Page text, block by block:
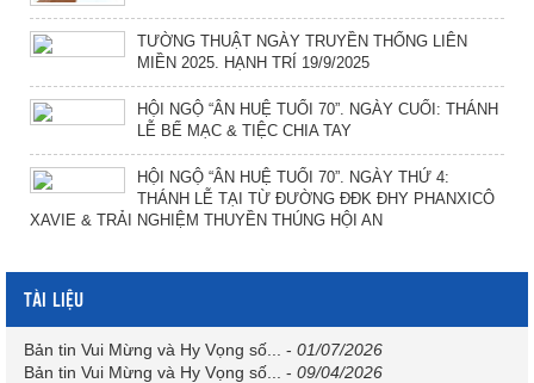
TƯỜNG THUẬT NGÀY TRUYỀN THỐNG LIÊN
MIỀN 2025. HẠNH TRÍ 19/9/2025
HỘI NGỘ “ÂN HUỆ TUỔI 70”. NGÀY CUỐI: THÁNH
LỄ BẾ MẠC & TIỆC CHIA TAY
HỘI NGỘ “ÂN HUỆ TUỔI 70”. NGÀY THỨ 4:
THÁNH LỄ TẠI TỪ ĐƯỜNG ĐĐK ĐHY PHANXICÔ
XAVIE & TRẢI NGHIỆM THUYỀN THÚNG HỘI AN
TÀI LIỆU
Bản tin Vui Mừng và Hy Vọng số... - 01/07/2026
Bản tin Vui Mừng và Hy Vọng số...
- 09/04/2026